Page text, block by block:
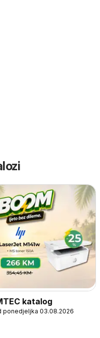
katalog
ponedjeljka 03.08.2026